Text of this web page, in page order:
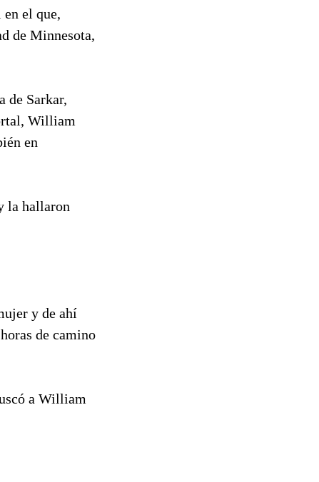
el que,
de Minnesota,
de Sarkar,
William
en
la hallaron
y de ahí
de camino
a William